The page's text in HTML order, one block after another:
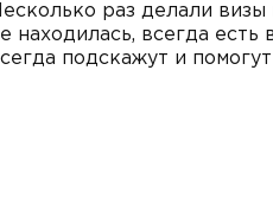
раз делали
находилась, всегда
подскажут и